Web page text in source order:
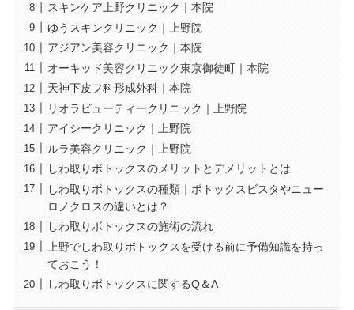
スキンケア上野クリニック｜本院
ゆうスキンクリニック｜上野院
アジアン美容クリニック｜本院
オーキッド美容クリニック東京御徒町｜本院
天神下皮フ科形成外科｜本院
リオラビューティークリニック｜上野院
アイシークリニック｜上野院
ルラ美容クリニック｜上野院
しわ取りボトックスのメリットとデメリットとは
しわ取りボトックスの種類｜ボトックスビスタやニュー
ロノクロスの違いとは？
しわ取りボトックスの施術の流れ
上野でしわ取りボトックスを受ける前に予備知識を持っ
ておこう！
しわ取りボトックスに関するQ＆A